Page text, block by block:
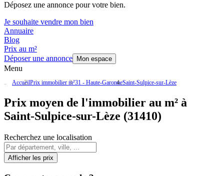
Déposez une annonce pour votre bien.
Je souhaite vendre mon bien
Annuaire
Blog
Prix au m²
Déposer une annonce
Mon espace
Menu
AccueilPrix immobilier m²31 - Haute-GaronneSaint-Sulpice-sur-Lèze
Prix moyen de l'immobilier au m² à
Saint-Sulpice-sur-Lèze (31410)
Recherchez une localisation
Afficher les prix